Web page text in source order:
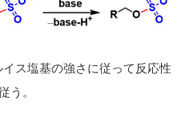
ス塩基の強さに従って反応性
う。